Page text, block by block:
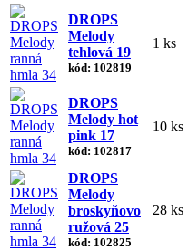
DROPS
Melody
tehlová 19
kód: 102819
1 ks
DROPS
Melody hot
pink 17
kód: 102817
10 ks
DROPS
Melody
broskyňovo
ružová 25
kód: 102825
28 ks